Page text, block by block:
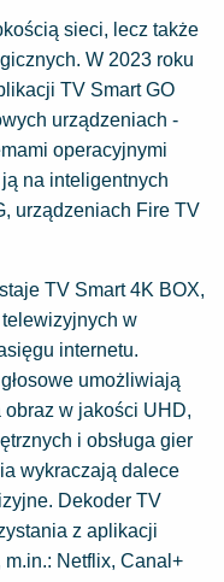
sieci, lecz także
W 2023 roku
TV Smart GO
urządzeniach -
operacyjnymi
na inteligentnych
urządzeniach Fire TV
TV Smart 4K BOX,
w
internetu.
umożliwiają
w jakości UHD,
i obsługa gier
wykraczają dalece
Dekoder TV
z aplikacji
Netflix, Canal+